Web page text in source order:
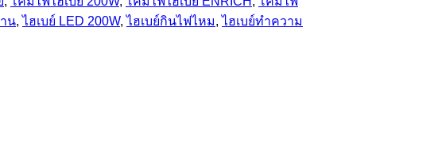
น,ไฮเบย์ LED 200W,ไฮเบย์กินไฟไหม,ไฮเบย์ทำความ